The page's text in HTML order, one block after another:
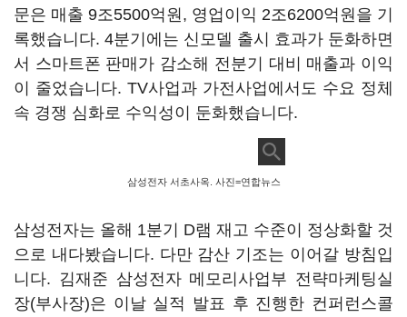
문은 매출 9조5500억원, 영업이익 2조6200억원을 기
록했습니다. 4분기에는 신모델 출시 효과가 둔화하면
서 스마트폰 판매가 감소해 전분기 대비 매출과 이익
이 줄었습니다. TV사업과 가전사업에서도 수요 정체
속 경쟁 심화로 수익성이 둔화했습니다.
삼성전자 서초사옥. 사진=연합뉴스
삼성전자는 올해 1분기 D램 재고 수준이 정상화할 것
으로 내다봤습니다. 다만 감산 기조는 이어갈 방침입
니다. 김재준 삼성전자 메모리사업부 전략마케팅실
장(부사장)은 이날 실적 발표 후 진행한 컨퍼런스콜